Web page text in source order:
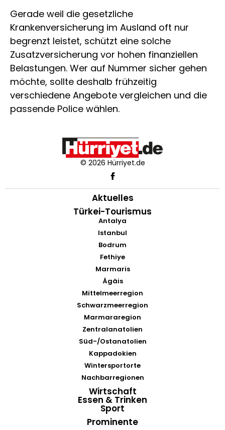
Gerade weil die gesetzliche
Krankenversicherung im Ausland oft nur
begrenzt leistet, schützt eine solche
Zusatzversicherung vor hohen finanziellen
Belastungen. Wer auf Nummer sicher gehen
möchte, sollte deshalb frühzeitig
verschiedene Angebote vergleichen und die
passende Police wählen.
© 2026 Hürriyet.de
Aktuelles
Türkei-Tourismus
Antalya
Istanbul
Bodrum
Fethiye
Marmaris
Ägäis
Mittelmeerregion
Schwarzmeerregion
Marmararegion
Zentralanatolien
Süd-/Ostanatolien
Kappadokien
Wintersportorte
Nachbarregionen
Wirtschaft
Essen & Trinken
Sport
Prominente